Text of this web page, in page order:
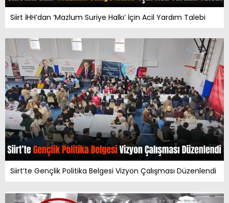
Siirt İHH’dan ‘Mazlum Suriye Halkı’ İçin Acil Yardım Talebi
Siirt’te Gençlik Politika Belgesi Vizyon Çalışması Düzenlendi